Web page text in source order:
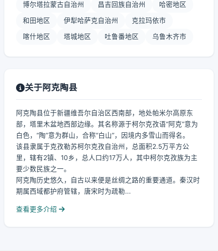
博尔塔拉蒙古自治州 昌吉回族自治州 哈密地区
和田地区 伊犁哈萨克自治州 克拉玛依市
喀什地区 塔城地区 吐鲁番地区 乌鲁木齐市
关于阿克陶县
阿克陶县位于新疆维吾尔自治区西南部，地处帕米尔高原东
部，塔里木盆地西部边缘。其名称源于柯尔克孜语“阿克”意为
白色，“陶”意为群山，合称“白山”，因境内多雪山而得名。
该县隶属于克孜勒苏柯尔克孜自治州，总面积2.5万平方公
里，辖有2镇、10乡，总人口约17万人，其中柯尔克孜族为主
要少数民族之一。
阿克陶历史悠久，自古以来便是丝绸之路的重要通道。秦汉时
期属西域都护府管辖，唐宋时为疏勒...
查看更多介绍